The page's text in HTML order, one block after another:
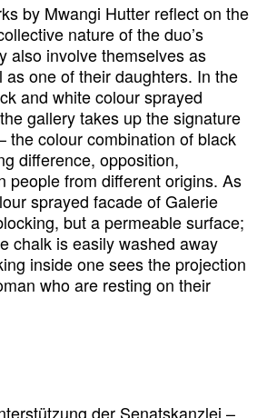
by Mwangi Hutter reflect on the
nature of the duo’s
also involve themselves as
as one of their daughters. In the
and white colour sprayed
gallery takes up the signature
the colour combination of black
difference, opposition,
people from different origins. As
sprayed facade of Galerie
but a permeable surface;
chalk is easily washed away
inside one sees the projection
who are resting on their
der Senatskanzlei –